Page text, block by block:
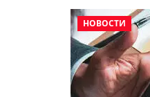
НОВОСТИ